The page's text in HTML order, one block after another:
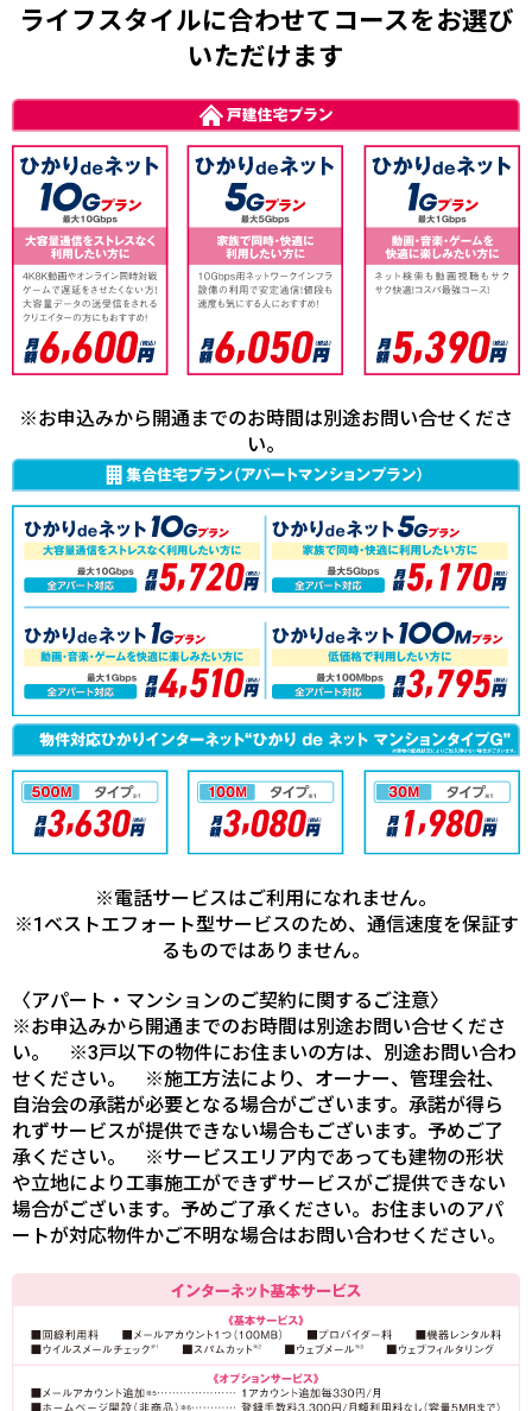
ライフスタイルに合わせてコースをお選び
いただけます
※お申込みから開通までのお時間は別途お問い合せくださ
い。
※電話サービスはご利用になれません。
※1ベストエフォート型サービスのため、通信速度を保証す
るものではありません。
〈アパート・マンションのご契約に関するご注意〉
※お申込みから開通までのお時間は別途お問い合せくださ
い。 ※3戸以下の物件にお住まいの方は、別途お問い合わ
せください。 ※施工方法により、オーナー、管理会社、
自治会の承諾が必要となる場合がございます。承諾が得ら
れずサービスが提供できない場合もございます。予めご了
承ください。 ※サービスエリア内であっても建物の形状
や立地により工事施工ができずサービスがご提供できない
場合がございます。予めご了承ください。お住まいのアパ
ートが対応物件かご不明な場合はお問い合わせください。